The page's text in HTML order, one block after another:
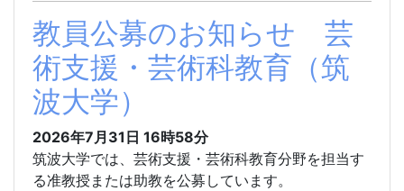
教員公募のお知らせ 芸
術支援・芸術科教育（筑
波大学）
2026年7月31日 16時58分
筑波大学では、芸術支援・芸術科教育分野を担当す
る准教授または助教を公募しています。